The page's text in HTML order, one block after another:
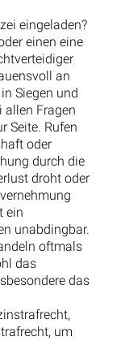
eingeladen?
einen eine
an
Siegen und
allen Fragen
Seite. Rufen
oder
durch die
droht oder
ein
unabdingbar.
oftmals
das
das
um